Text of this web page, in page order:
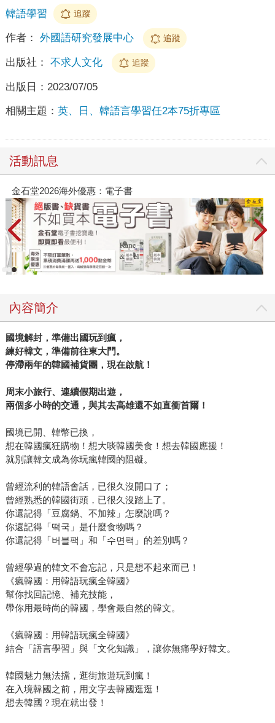
韓語學習
追蹤
作者： 外國語研究發展中心 追蹤
出版社： 不求人文化 追蹤
出版日： 2023/07/05
相關主題： 英、日、韓語言學習任2本75折專區
活動訊息
春光ｘ奇幻基地｜全書系展
內容簡介
國境解封，準備出國玩到瘋，
練好韓文，準備前往東大門。
停滯兩年的韓國補貨團，現在啟航！
周末小旅行、連續假期出遊，
兩個多小時的交通，與其去高雄還不如直衝首爾！
國境已開、韓幣已換，
想在韓國瘋狂購物！想大啖韓國美食！想去韓國應援！
就別讓韓文成為你玩瘋韓國的阻礙。
曾經流利的韓語會話，已很久沒開口了；
曾經熟悉的韓國街頭，已很久沒踏上了。
你還記得「豆腐鍋、不加辣」怎麼說嗎？
你還記得「떡국」是什麼食物嗎？
你還記得「버블팩」和「수면팩」的差別嗎？
曾經學過的韓文不會忘記，只是想不起來而已！
《瘋韓國：用韓語玩瘋全韓國》
幫你找回記憶、補充技能，
帶你用最時尚的韓國，學會最自然的韓文。
《瘋韓國：用韓語玩瘋全韓國》
結合「語言學習」與「文化知識」，讓你無痛學好韓文。
韓國魅力無法擋，逛街旅遊玩到瘋！
在入境韓國之前，用文字去韓國逛逛！
想去韓國？現在就出發！